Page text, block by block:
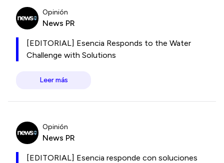
Opinión
News PR
[EDITORIAL] Esencia Responds to the Water
Challenge with Solutions
Leer más
Opinión
News PR
[EDITORIAL] Esencia responde con soluciones